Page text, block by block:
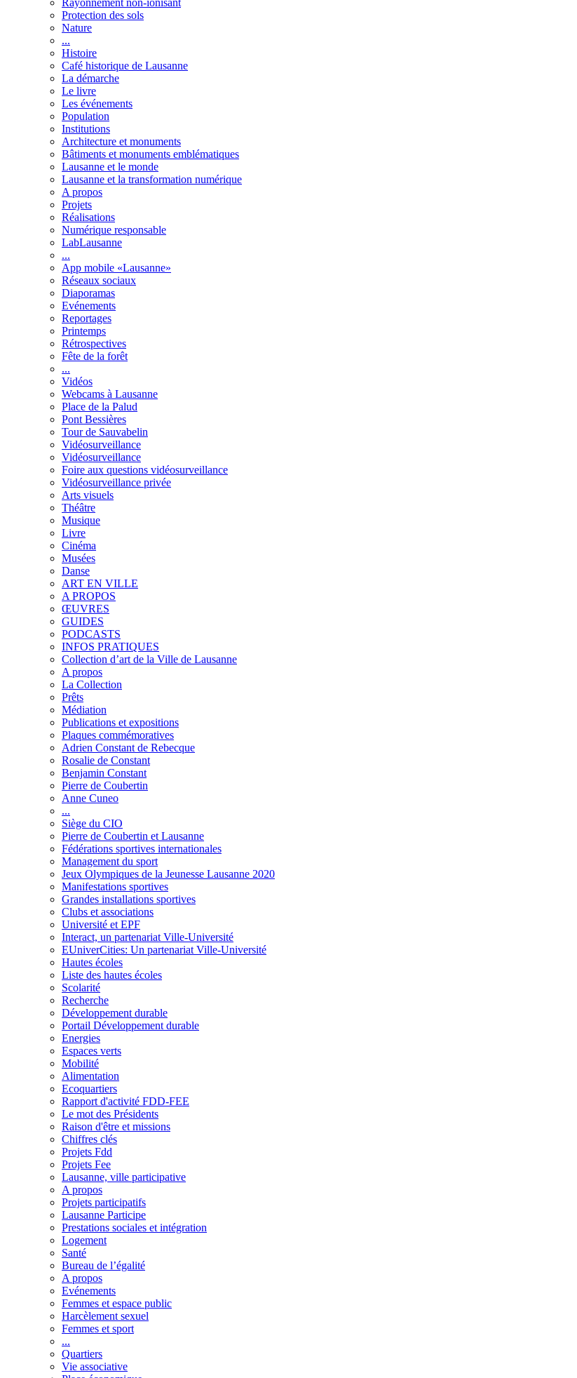
Protection des sols
Nature
...
Histoire
Café historique de Lausanne
La démarche
Le livre
Les événements
Population
Institutions
Architecture et monuments
Bâtiments et monuments emblématiques
Lausanne et le monde
Lausanne et la transformation numérique
A propos
Projets
Réalisations
Numérique responsable
LabLausanne
...
App mobile «Lausanne»
Réseaux sociaux
Diaporamas
Evénements
Reportages
Printemps
Rétrospectives
Fête de la forêt
...
Vidéos
Webcams à Lausanne
Place de la Palud
Pont Bessières
Tour de Sauvabelin
Vidéosurveillance
Vidéosurveillance
Foire aux questions vidéosurveillance
Vidéosurveillance privée
Arts visuels
Théâtre
Musique
Livre
Cinéma
Musées
Danse
ART EN VILLE
A PROPOS
ŒUVRES
GUIDES
PODCASTS
INFOS PRATIQUES
Collection d’art de la Ville de Lausanne
A propos
La Collection
Prêts
Médiation
Publications et expositions
Plaques commémoratives
Adrien Constant de Rebecque
Rosalie de Constant
Benjamin Constant
Pierre de Coubertin
Anne Cuneo
...
Siège du CIO
Pierre de Coubertin et Lausanne
Fédérations sportives internationales
Management du sport
Jeux Olympiques de la Jeunesse Lausanne 2020
Manifestations sportives
Grandes installations sportives
Clubs et associations
Université et EPF
Interact, un partenariat Ville-Université
EUniverCities: Un partenariat Ville-Université
Hautes écoles
Liste des hautes écoles
Scolarité
Recherche
Développement durable
Portail Développement durable
Energies
Espaces verts
Mobilité
Alimentation
Ecoquartiers
Rapport d'activité FDD-FEE
Le mot des Présidents
Raison d'être et missions
Chiffres clés
Projets Fdd
Projets Fee
Lausanne, ville participative
A propos
Projets participatifs
Lausanne Participe
Prestations sociales et intégration
Logement
Santé
Bureau de l’égalité
A propos
Evénements
Femmes et espace public
Harcèlement sexuel
Femmes et sport
...
Quartiers
Vie associative